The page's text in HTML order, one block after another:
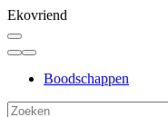
Ekovriend
Boodschappen